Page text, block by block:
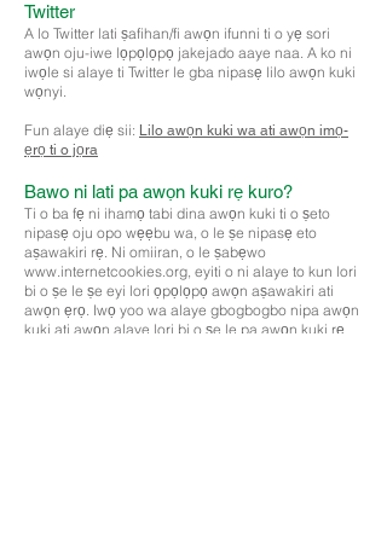
Twitter
A lo Twitter lati ṣafihan/fi awọn ifunni ti o yẹ sori
awọn oju-iwe lọpọlọpọ jakejado aaye naa. A ko ni
iwọle si alaye ti Twitter le gba nipasẹ lilo awọn kuki
wọnyi.
Fun alaye diẹ sii: Lilo awọn kuki wa ati awọn imọ-
ẹrọ ti o jọra
Bawo ni lati pa awọn kuki rẹ kuro?
Ti o ba fẹ ni ihamọ tabi dina awọn kuki ti o ṣeto
nipasẹ oju opo wẹẹbu wa, o le ṣe nipasẹ eto
aṣawakiri rẹ. Ni omiiran, o le ṣabẹwo
www.internetcookies.org, eyiti o ni alaye to kun lori
bi o ṣe le ṣe eyi lori ọpọlọpọ awọn aṣawakiri ati
awọn ẹrọ. Iwọ yoo wa alaye gbogbogbo nipa awọn
kuki ati awọn alaye lori bi o ṣe le pa awọn kuki rẹ